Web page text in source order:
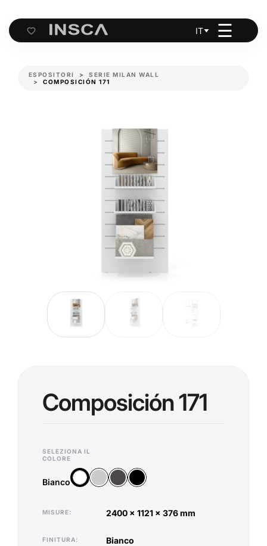
Cart
IT ☰
ESPOSITORI
SERIE MILAN WALL
COMPOSICIÓN 171
Composición 171
SELEZIONA IL
COLORE
Bianco
BiancoArgentoAntraciteNero
MISURE 2400 x 1121 x 376 mm
FINITURA bianco